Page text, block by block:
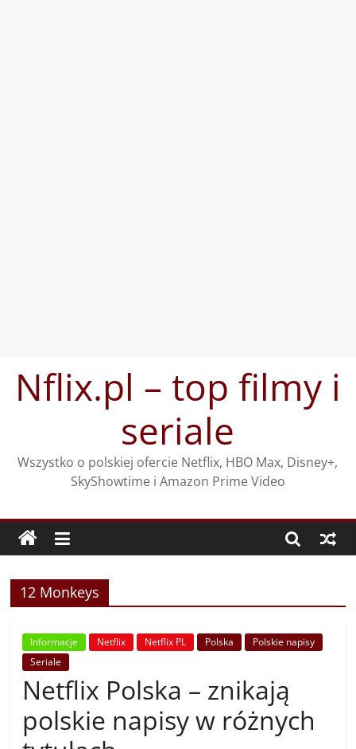
treściNflix.pl – top filmy i
seriale
Wszystko o polskiej ofercie Netflix, HBO Max, Disney+,
SkyShowtime i Amazon Prime Video
12 Monkeys
Informacje Netflix Netflix PL Polska
Polskie napisy
Seriale
Netflix Polska – znikają
polskie napisy w różnych